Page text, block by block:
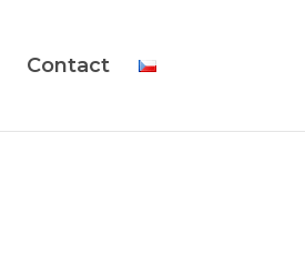
Contact